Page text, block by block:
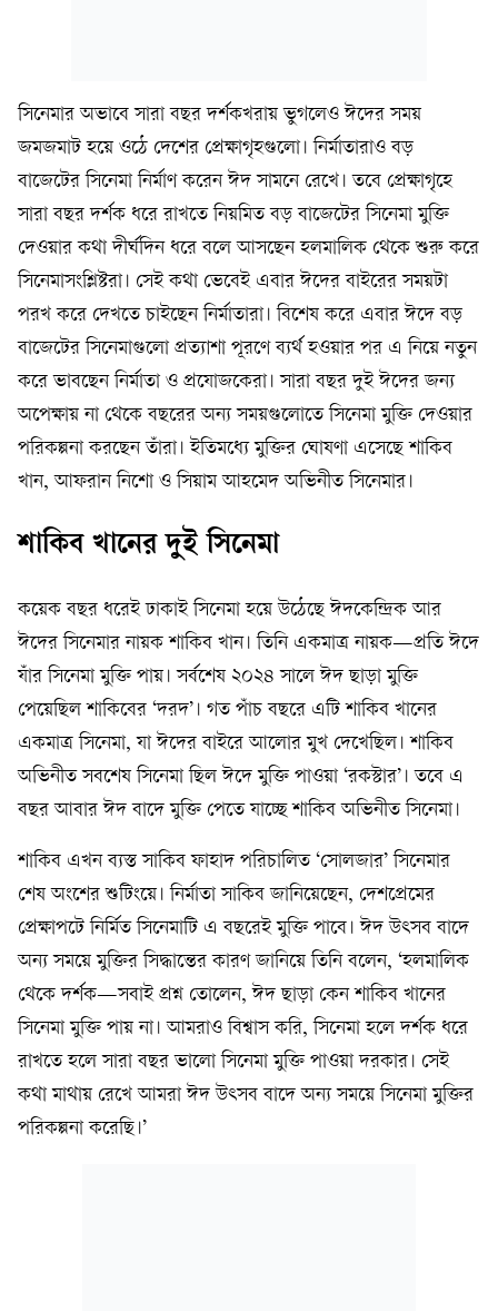
সিনেমার অভাবে সারা বছর দর্শকখরায় ভুগলেও ঈদের সময়
জমজমাট হয়ে ওঠে দেশের প্রেক্ষাগৃহগুলো। নির্মাতারাও বড়
বাজেটের সিনেমা নির্মাণ করেন ঈদ সামনে রেখে। তবে প্রেক্ষাগৃহে
সারা বছর দর্শক ধরে রাখতে নিয়মিত বড় বাজেটের সিনেমা মুক্তি
দেওয়ার কথা দীর্ঘদিন ধরে বলে আসছেন হলমালিক থেকে শুরু করে
সিনেমাসংশ্লিষ্টরা। সেই কথা ভেবেই এবার ঈদের বাইরের সময়টা
পরখ করে দেখতে চাইছেন নির্মাতারা। বিশেষ করে এবার ঈদে বড়
বাজেটের সিনেমাগুলো প্রত্যাশা পূরণে ব্যর্থ হওয়ার পর এ নিয়ে নতুন
করে ভাবছেন নির্মাতা ও প্রযোজকেরা। সারা বছর দুই ঈদের জন্য
অপেক্ষায় না থেকে বছরের অন্য সময়গুলোতে সিনেমা মুক্তি দেওয়ার
পরিকল্পনা করছেন তাঁরা। ইতিমধ্যে মুক্তির ঘোষণা এসেছে শাকিব
খান, আফরান নিশো ও সিয়াম আহমেদ অভিনীত সিনেমার।
শাকিব খানের দুই সিনেমা
কয়েক বছর ধরেই ঢাকাই সিনেমা হয়ে উঠেছে ঈদকেন্দ্রিক আর
ঈদের সিনেমার নায়ক শাকিব খান। তিনি একমাত্র নায়ক—প্রতি ঈদে
যাঁর সিনেমা মুক্তি পায়। সর্বশেষ ২০২৪ সালে ঈদ ছাড়া মুক্তি
পেয়েছিল শাকিবের ‘দরদ’। গত পাঁচ বছরে এটি শাকিব খানের
একমাত্র সিনেমা, যা ঈদের বাইরে আলোর মুখ দেখেছিল। শাকিব
অভিনীত সবশেষ সিনেমা ছিল ঈদে মুক্তি পাওয়া ‘রকস্টার’। তবে এ
বছর আবার ঈদ বাদে মুক্তি পেতে যাচ্ছে শাকিব অভিনীত সিনেমা।
শাকিব এখন ব্যস্ত সাকিব ফাহাদ পরিচালিত ‘সোলজার’ সিনেমার
শেষ অংশের শুটিংয়ে। নির্মাতা সাকিব জানিয়েছেন, দেশপ্রেমের
প্রেক্ষাপটে নির্মিত সিনেমাটি এ বছরেই মুক্তি পাবে। ঈদ উৎসব বাদে
অন্য সময়ে মুক্তির সিদ্ধান্তের কারণ জানিয়ে তিনি বলেন, ‘হলমালিক
থেকে দর্শক—সবাই প্রশ্ন তোলেন, ঈদ ছাড়া কেন শাকিব খানের
সিনেমা মুক্তি পায় না। আমরাও বিশ্বাস করি, সিনেমা হলে দর্শক ধরে
রাখতে হলে সারা বছর ভালো সিনেমা মুক্তি পাওয়া দরকার। সেই
কথা মাথায় রেখে আমরা ঈদ উৎসব বাদে অন্য সময়ে সিনেমা মুক্তির
পরিকল্পনা করেছি।’